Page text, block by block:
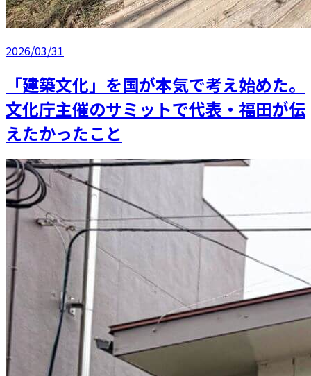
2026/03/31
「建築文化」を国が本気で考え始めた。
文化庁主催のサミットで代表・福田が伝
えたかったこと